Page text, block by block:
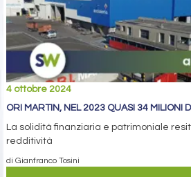
4 ottobre 2024
ORI MARTIN, NEL 2023 QUASI 34 MILIONI
La solidità finanziaria e patrimoniale
redditività
di Gianfranco Tosini